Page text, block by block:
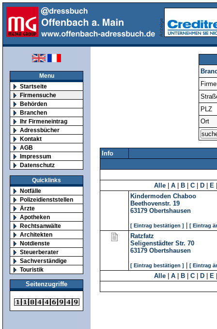
Menu
Startseite
Firmensuche
Behörden
Branchen
Ihr Firmeneintrag
Adressbücher
Kontakt
AGB
Impressum
Datenschutz
Quicklinks
Notfälle
Polizeidienststellen
Ärzte
Apotheken
Rechtsanwälte
Architekten
Notdienste
Steuerberater
Sachverständige
Touristik
Seitenzugriffe
PLZ
Ort
Info
Alle A B C D E
Kindermoden Chaboo
Beethovenstr. 19
63179 Obertshausen
[ Eintrag bestätigen ] [ Eintrag
Ratzfatz
Seligenstädter Str. 70
63179 Obertshausen
[ Eintrag bestätigen ] [ Eintrag
Alle A B C D E